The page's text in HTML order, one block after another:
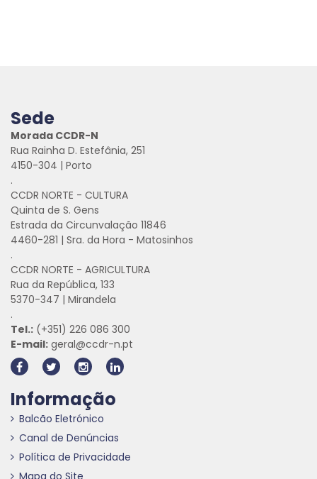
Sede
Morada CCDR-N
Rua Rainha D. Estefânia, 251
4150-304 | Porto
.
CCDR NORTE - CULTURA
Quinta de S. Gens
Estrada da Circunvalação 11846
4460-281 | Sra. da Hora - Matosinhos
.
CCDR NORTE - AGRICULTURA
Rua da República, 133
5370-347 | Mirandela
.
Tel.: (+351) 226 086 300
E-mail: geral@ccdr-n.pt
Informação
Balcão Eletrónico
Canal de Denúncias
Política de Privacidade
Mapa do Site